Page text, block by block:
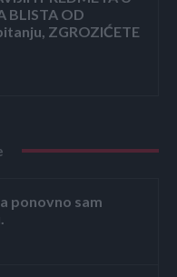
BLISTA OD
ZGROZIĆETE
ponovno sam